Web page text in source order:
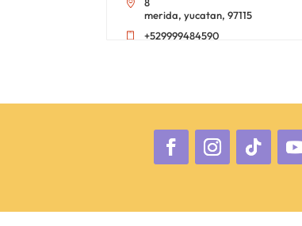
merida, yucatan, 97115
+529999484590
101 Coffee and tea
+529995459335